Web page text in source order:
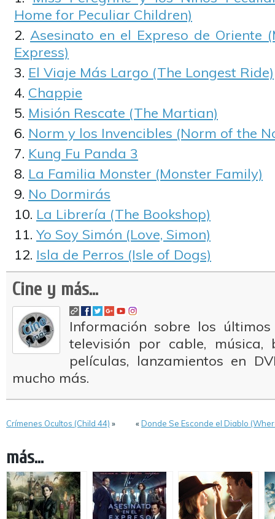
Home for Peculiar Children)
Asesinato en el Expreso de Oriente
Express)
El Viaje Más Largo (The Longest Ride)
Chappie
Misión Rescate (The Martian)
Norm y los Invencibles (Norm of the
Kung Fu Panda 3
La Familia Monster (Monster Family)
No Dormirás
La Librería (The Bookshop)
Yo Soy Simón (Love, Simon)
Isla de Perros (Isle of Dogs)
Cine y más...
Información sobre los
televisión por cable, música,
películas, lanzamientos en
mucho más.
Crímenes Ocultos (Child 44) » «Donde Se Esconde el Diablo
más...